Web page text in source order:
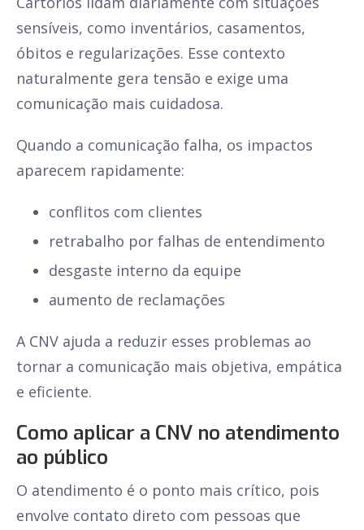
sensíveis, como inventários, casamentos,
óbitos e regularizações. Esse contexto
naturalmente gera tensão e exige uma
comunicação mais cuidadosa.
Quando a comunicação falha, os impactos
aparecem rapidamente:
conflitos com clientes
retrabalho por falhas de entendimento
desgaste interno da equipe
aumento de reclamações
A CNV ajuda a reduzir esses problemas ao
tornar a comunicação mais objetiva, empática
e eficiente.
Como aplicar a CNV no atendimento
ao público
O atendimento é o ponto mais crítico, pois
envolve contato direto com pessoas que